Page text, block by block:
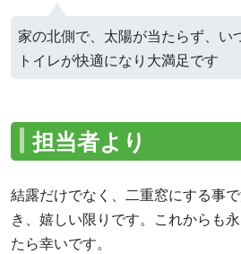
家の北側で、太陽が当たらず、い
トイレが快適になり大満足です
担当者より
結露だけでなく、二重窓にする事
き、嬉しい限りです。これからも
たら幸いです。